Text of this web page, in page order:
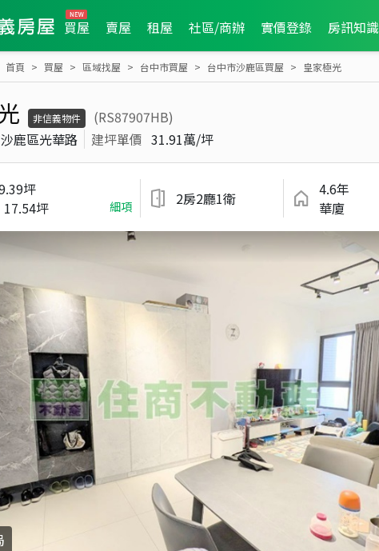
買屋 賣屋 租屋 社區/商辦 實價登錄 房訊知識
首頁 買屋 區域找屋 台中市買屋 台中市沙鹿區買屋 皇家極光
非信義物件
(RS87907HB)
鹿區光華路 建坪單價 31.91萬/坪
坪
17.54坪 細項 2房2廳1衛
4.6年
華廈